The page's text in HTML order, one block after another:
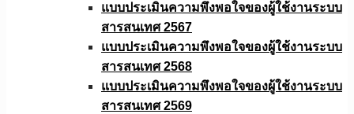
แบบประเมินความพึงพอใจของผู้ใช้งานระบบ
สารสนเทศ 2567
แบบประเมินความพึงพอใจของผู้ใช้งานระบบ
สารสนเทศ 2568
แบบประเมินความพึงพอใจของผู้ใช้งานระบบ
สารสนเทศ 2569